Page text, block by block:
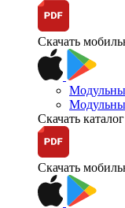
Скачать
Скачать каталог
Скачать